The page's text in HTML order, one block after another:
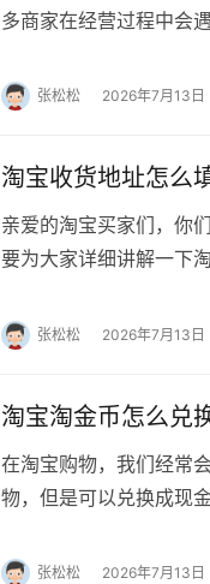
多商家在经营过程中会
张松松 2026年7月13日
淘宝收货地址怎么
亲爱的淘宝买家们，你
要为大家详细讲解一下
张松松 2026年7月13日
淘宝淘金币怎么兑
在淘宝购物，我们经常
物，但是可以兑换成现
张松松 2026年7月13日